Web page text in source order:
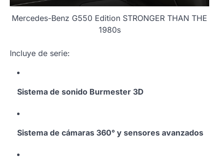
Mercedes-Benz G550 Edition STRONGER THAN THE
1980s
Incluye de serie:
Sistema de sonido Burmester 3D
Sistema de cámaras 360° y sensores avanzados